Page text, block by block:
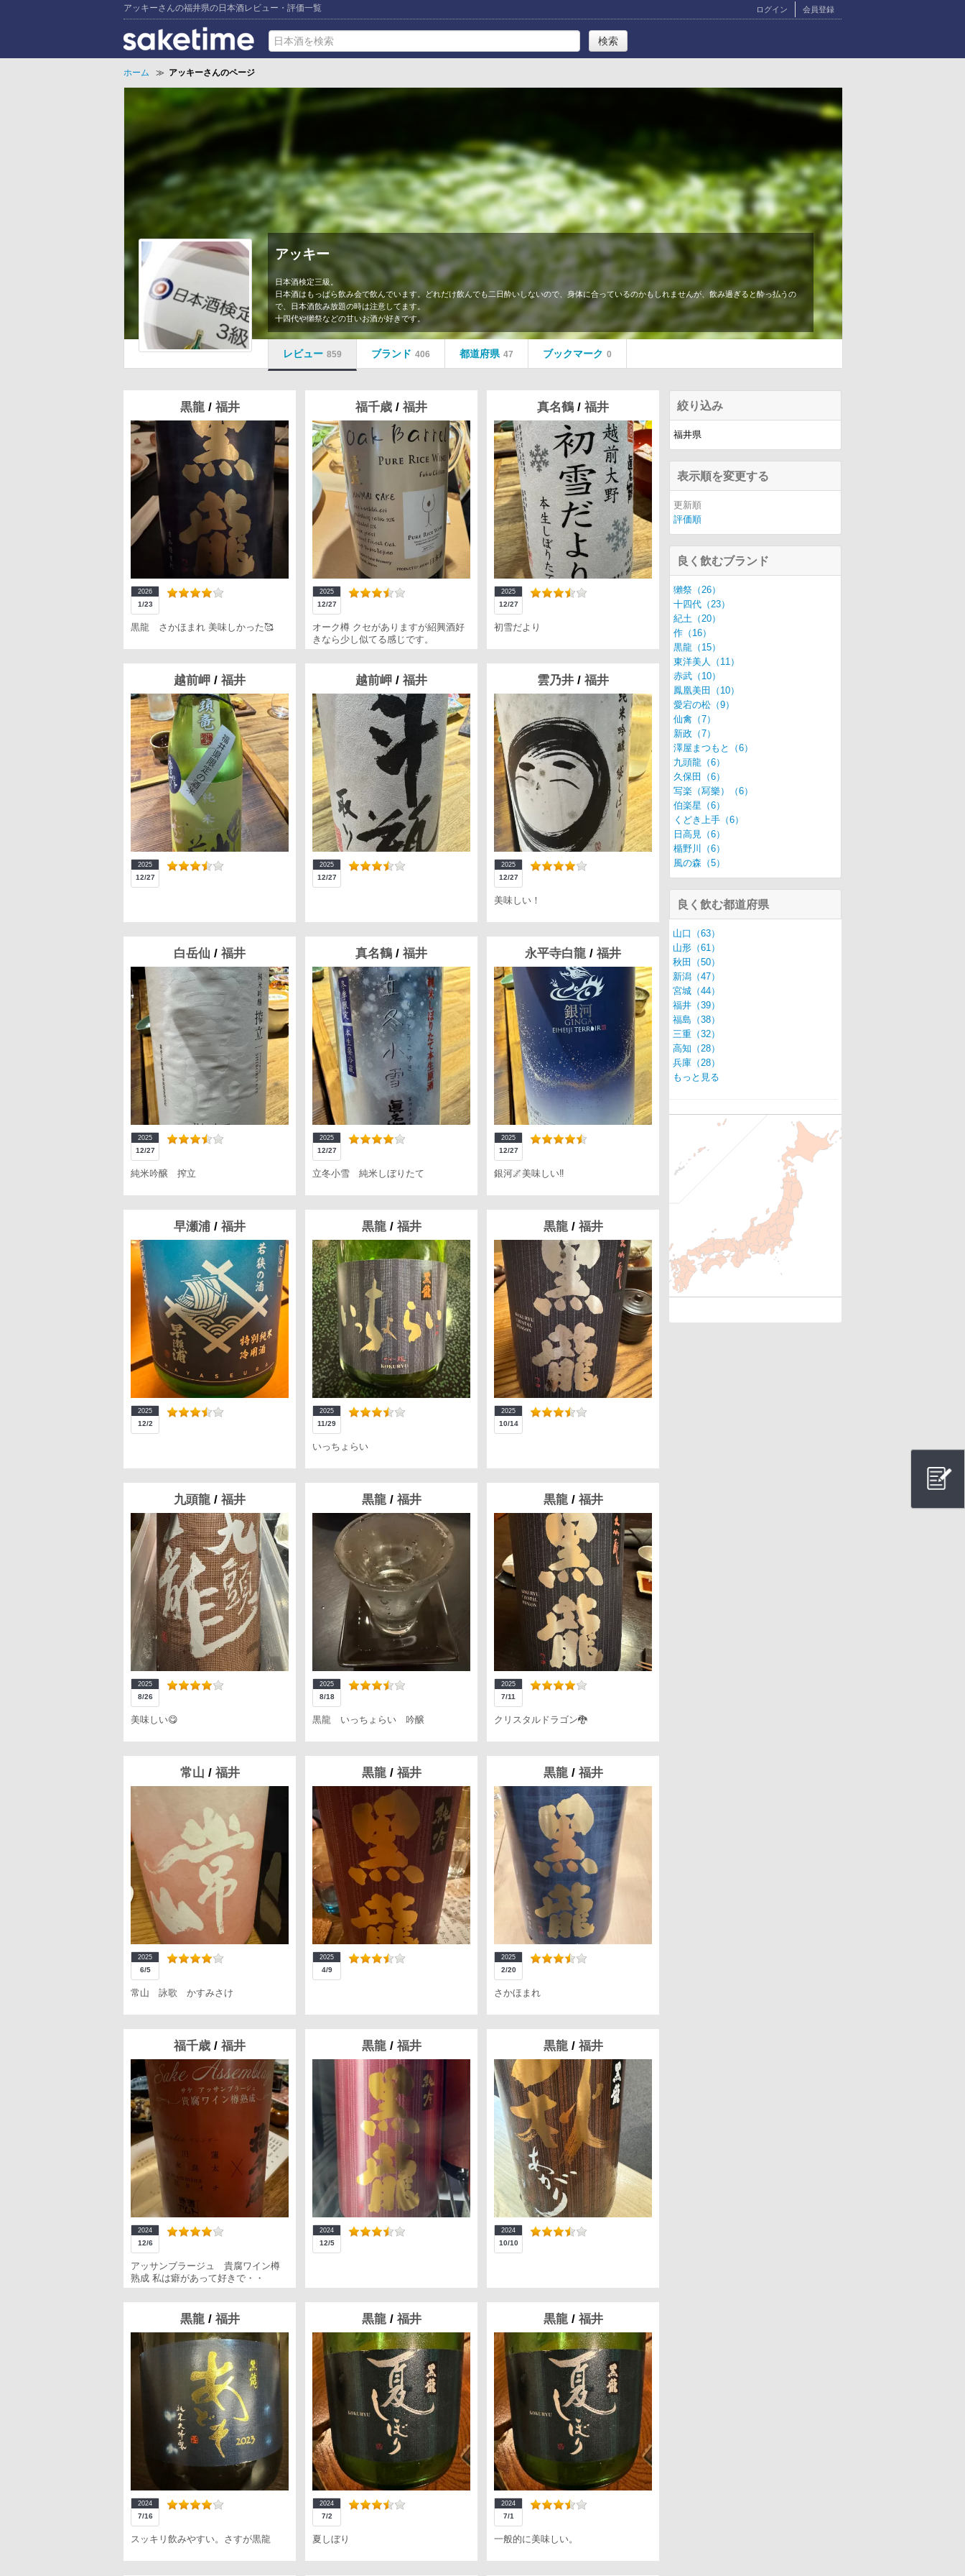
アッキーさんの福井県の日本酒レビュー・評価一覧 ログイン 会員登録
ホーム ≫ アッキーさんのページ
アッキー
日本酒検定三級。
日本酒はもっぱら飲み会で飲んでいます。どれだけ飲んでも二日酔いしないので、身体に合っているのかもしれませんが、飲み過ぎると酔っ払うの
で、日本酒飲み放題の時は注意してます。
十四代や獺祭などの甘いお酒が好きです。
レビュー 859 ブランド 406 都道府県 47 ブックマーク 0
黒龍 / 福井
2026
1/23
黒龍 さかほまれ 美味しかった🥰
福千歳 / 福井
2025
12/27
オーク樽 クセがありますが紹興酒好
きなら少し似てる感じです。
真名鶴 / 福井
2025
12/27
初雪だより
越前岬 / 福井
2025
12/27
越前岬 / 福井
2025
12/27
雲乃井 / 福井
2025
12/27
美味しい！
白岳仙 / 福井
2025
12/27
純米吟醸 搾立
真名鶴 / 福井
2025
12/27
立冬小雪 純米しぼりたて
永平寺白龍 / 福井
2025
12/27
銀河🌌美味しい‼️
早瀬浦 / 福井
2025
12/2
黒龍 / 福井
2025
11/29
いっちょらい
黒龍 / 福井
2025
10/14
九頭龍 / 福井
2025
8/26
美味しい😋
黒龍 / 福井
2025
8/18
黒龍 いっちょらい 吟醸
黒龍 / 福井
2025
7/11
クリスタルドラゴン🐉
常山 / 福井
2025
6/5
常山 詠歌 かすみさけ
黒龍 / 福井
2025
4/9
黒龍 / 福井
2025
2/20
さかほまれ
福千歳 / 福井
2024
12/6
アッサンブラージュ 貴腐ワイン樽
熟成 私は癖があって好きで・・
黒龍 / 福井
2024
12/5
黒龍 / 福井
2024
10/10
黒龍 / 福井
2024
7/16
スッキリ飲みやすい。さすが黒龍
黒龍 / 福井
2024
7/2
夏しぼり
黒龍 / 福井
2024
7/1
一般的に美味しい。
絞り込み
福井県
表示順を変更する
更新順
評価順
良く飲むブランド
獺祭（26）
十四代（23）
紀土（20）
作（16）
黒龍（15）
東洋美人（11）
赤武（10）
鳳凰美田（10）
愛宕の松（9）
仙禽（7）
新政（7）
澤屋まつもと（6）
九頭龍（6）
久保田（6）
写楽（冩樂）（6）
伯楽星（6）
くどき上手（6）
日高見（6）
楯野川（6）
風の森（5）
良く飲む都道府県
山口（63）
山形（61）
秋田（50）
新潟（47）
宮城（44）
福井（39）
福島（38）
三重（32）
高知（28）
兵庫（28）
もっと見る